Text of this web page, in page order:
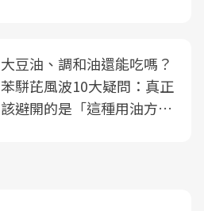
大豆油、調和油還能吃嗎？
苯駢芘風波10大疑問：真正
該避開的是「這種用油方